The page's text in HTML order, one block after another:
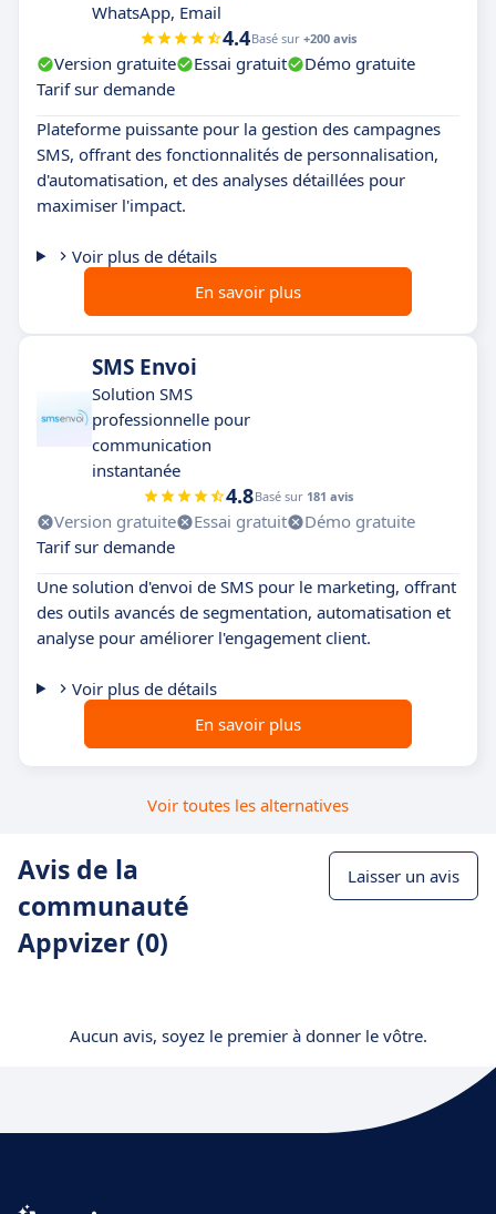
WhatsApp, Email
4.4Basé sur +200 avis
Version gratuite Essai gratuit
Démo gratuite
Tarif sur demande
Plateforme puissante pour la gestion des campagnes
SMS, offrant des fonctionnalités de personnalisation,
d'automatisation, et des analyses détaillées pour
maximiser l'impact.
Voir plus de détails
En savoir plus
SMS Envoi
Solution SMS
professionnelle pour
communication
instantanée
4.8Basé sur 181 avis
Version gratuite Essai gratuit
Démo gratuite
Tarif sur demande
Une solution d'envoi de SMS pour le marketing, offrant
des outils avancés de segmentation, automatisation et
analyse pour améliorer l'engagement client.
Voir plus de détails
En savoir plus
Voir toutes les alternatives
Avis de la
communauté
Appvizer (0)
Laisser un avis
Aucun avis, soyez le premier à donner le vôtre.